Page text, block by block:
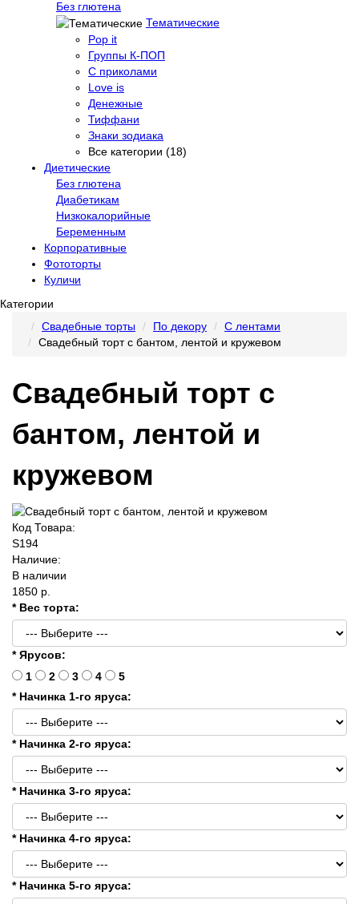
Без глютена
Тематические
Pop it
Группы К-ПОП
С приколами
Love is
Денежные
Тиффани
Знаки зодиака
Все категории (18)
Диетические
Без глютена
Диабетикам
Низкокалорийные
Беременным
Корпоративные
Фототорты
Куличи
Категории
Свадебные торты
По декору
С лентами
Свадебный торт с бантом, лентой и кружевом
Свадебный торт с
бантом, лентой и
кружевом
Код Товара:
S194
Наличие:
В наличии
1850 р.
* Вес торта:
* Ярусов:
1
2 3 4
5
* Начинка 1-го яруса:
* Начинка 2-го яруса:
* Начинка 3-го яруса:
* Начинка 4-го яруса:
* Начинка 5-го яруса: